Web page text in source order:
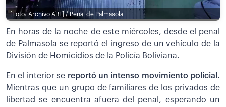
[Foto: Archivo ABI ] / Penal de Palmasola
En horas de la noche de este miércoles, desde el penal
de Palmasola se reportó el ingreso de un vehículo de la
División de Homicidios de la Policía Boliviana.
En el interior se reportó un intenso movimiento policial.
Mientras que un grupo de familiares de los privados de
libertad se encuentra afuera del penal, esperando un